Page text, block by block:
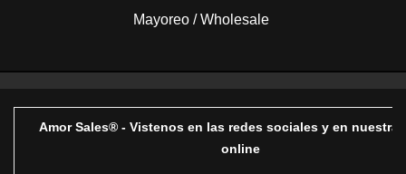
Mayoreo / Wholesale
Amor Sales® - Vistenos en las redes sociales y en nuestra
online